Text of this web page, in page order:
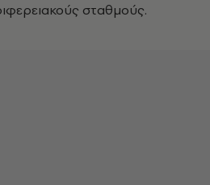
σταθμούς.